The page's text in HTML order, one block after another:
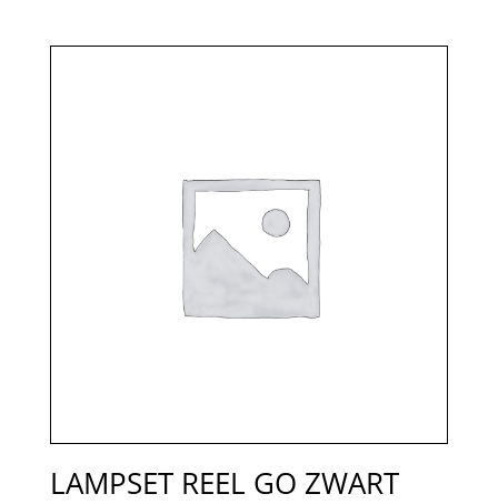
LAMPSET REEL GO ZWART